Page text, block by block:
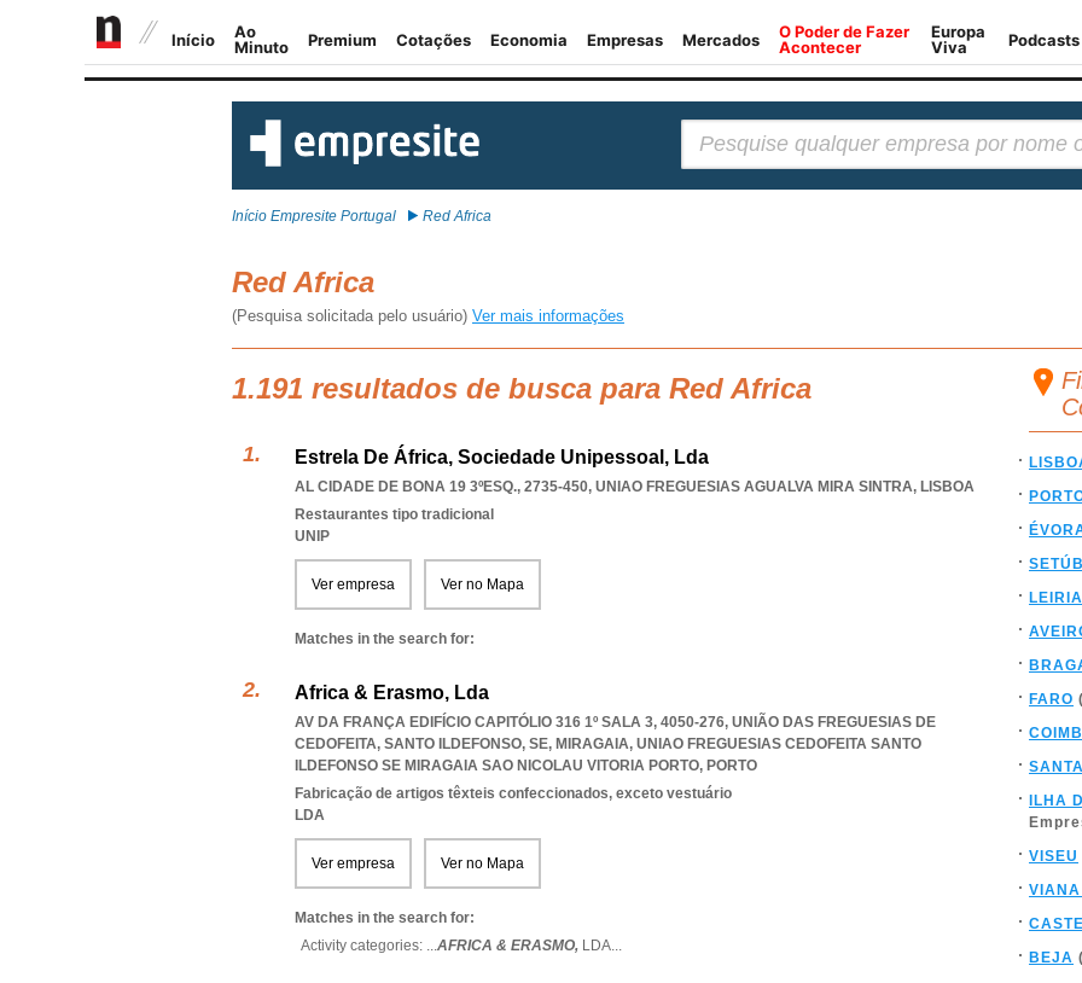
Início Empresite Portugal Red Africa
Red Africa
(Pesquisa solicitada pelo usuário) Ver mais informações
1.191 resultados de busca para Red Africa
Estrela De África, Sociedade Unipessoal, Lda
AL CIDADE DE BONA 19 3ºESQ., 2735-450, UNIAO FREGUESIAS AGUALVA MIRA SINTRA, LISBOA
Restaurantes tipo tradicional
UNIP
Ver empresa Ver no Mapa
Matches in the search for:
Africa & Erasmo, Lda
AV DA FRANÇA EDIFÍCIO CAPITÓLIO 316 1º SALA 3, 4050-276, UNIÃO DAS FREGUESIAS DE
CEDOFEITA, SANTO ILDEFONSO, SE, MIRAGAIA, UNIAO FREGUESIAS CEDOFEITA SANTO
ILDEFONSO SE MIRAGAIA SAO NICOLAU VITORIA PORTO, PORTO
Fabricação de artigos têxteis confeccionados, exceto vestuário
LDA
Ver empresa Ver no Mapa
Matches in the search for:
Activity categories: ...AFRICA & ERASMO, LDA...
LEIRIA
FARO
ILHA
VISEU
BEJA